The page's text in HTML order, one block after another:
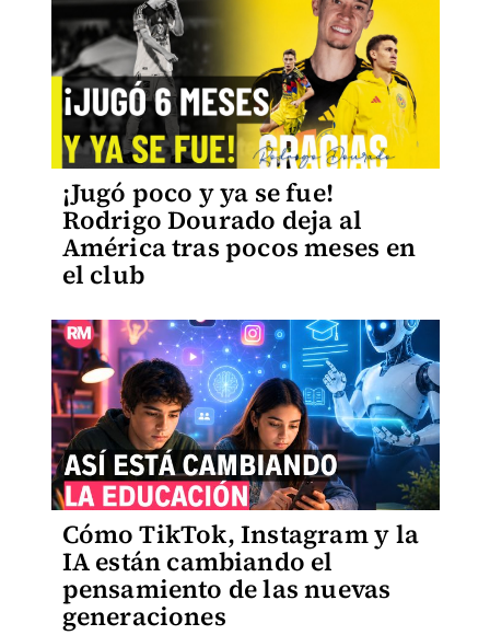
¡Jugó poco y ya se fue!
Rodrigo Dourado deja al
América tras pocos meses en
el club
Cómo TikTok, Instagram y la
IA están cambiando el
pensamiento de las nuevas
generaciones